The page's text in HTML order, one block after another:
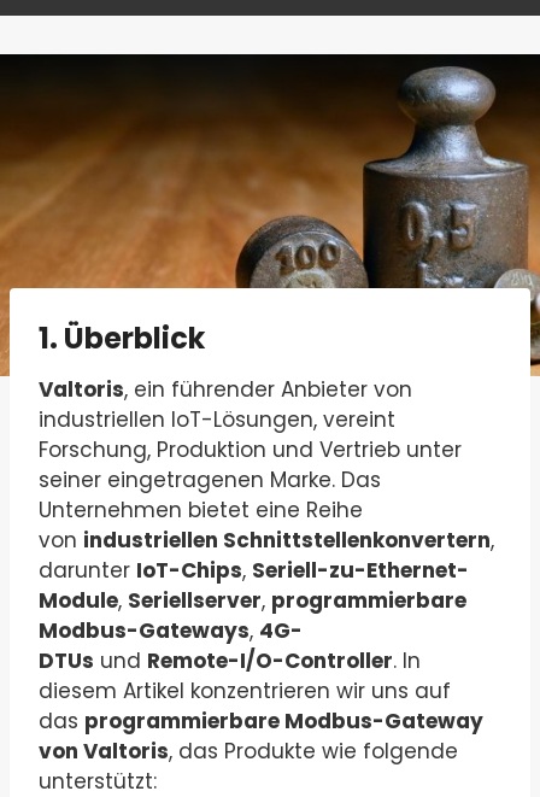
1. Überblick
Valtoris, ein führender Anbieter von
industriellen IoT-Lösungen, vereint
Forschung, Produktion und Vertrieb unter
seiner eingetragenen Marke. Das
Unternehmen bietet eine Reihe
von industriellen Schnittstellenkonvertern,
darunter IoT-Chips, Seriell-zu-Ethernet-
Module, Seriellserver, programmierbare
Modbus-Gateways, 4G-
DTUs und Remote-I/O-Controller. In
diesem Artikel konzentrieren wir uns auf
das programmierbare Modbus-Gateway
von Valtoris, das Produkte wie folgende
unterstützt: